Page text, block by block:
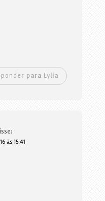
para Lylia
às 15:41